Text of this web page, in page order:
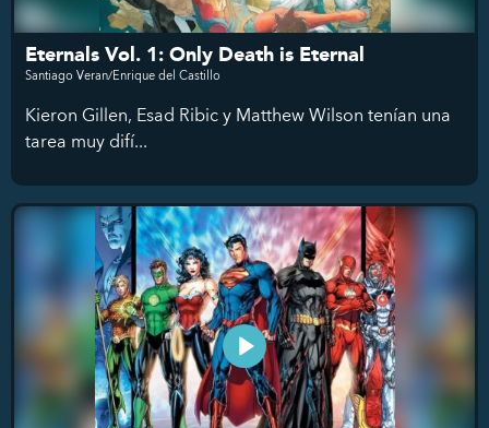
Eternals Vol. 1: Only Death is Eternal
Santiago Veran/Enrique del Castillo
Kieron Gillen, Esad Ribic y Matthew Wilson tenían una
tarea muy difí...